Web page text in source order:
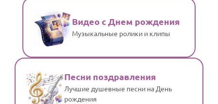
Видео с Днем рождения
Музыкальные ролики и клипы
Песни поздравления
Лучшие душевные песни на День
рождения